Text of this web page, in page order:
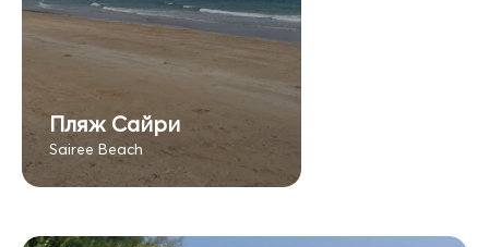
Пляж Сайри
Sairee Beach